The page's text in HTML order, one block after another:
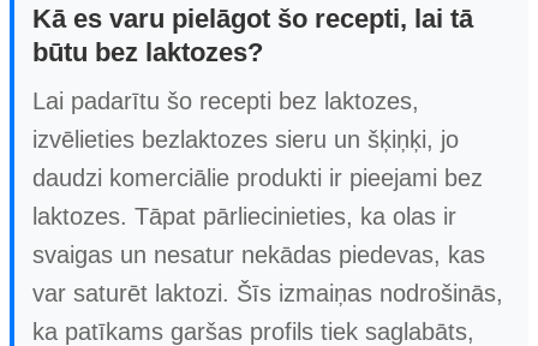
Kā es varu pielāgot šo recepti, lai tā
būtu bez laktozes?
Lai padarītu šo recepti bez laktozes,
izvēlieties bezlaktozes sieru un šķiņķi, jo
daudzi komerciālie produkti ir pieejami bez
laktozes. Tāpat pārliecinieties, ka olas ir
svaigas un nesatur nekādas piedevas, kas
var saturēt laktozi. Šīs izmaiņas nodrošinās,
ka patīkams garšas profils tiek saglabāts,